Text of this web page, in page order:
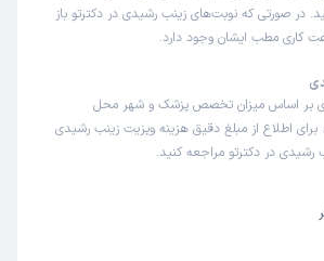
در صورتی که نوبت‌های زینب رشیدی در دکترتو باز
کاری مطب ایشان وجود دارد.
بر اساس میزان تخصص پزشک و شهر محل
اطلاع از مبلغ دقیق هزینه ویزیت زینب رشیدی
رشیدی در دکترتو مراجعه کنید.